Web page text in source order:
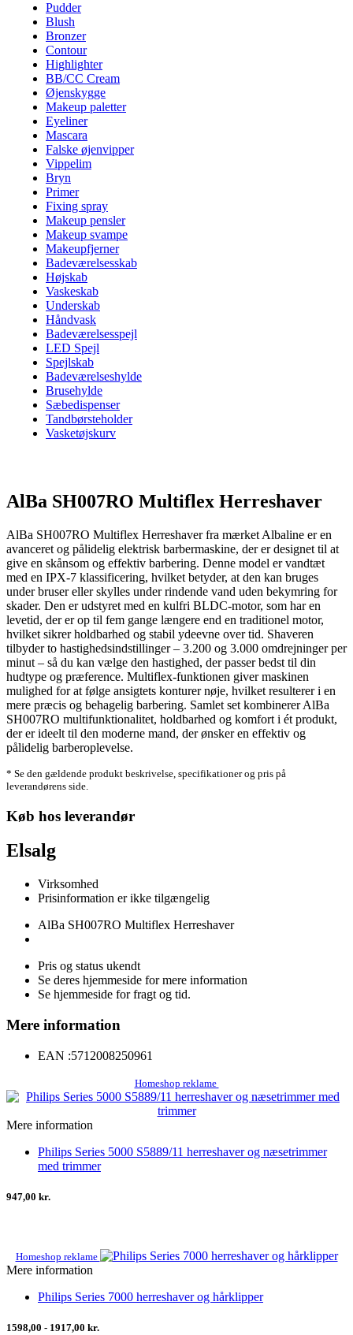
Pudder
Blush
Bronzer
Contour
Highlighter
BB/CC Cream
Øjenskygge
Makeup paletter
Eyeliner
Mascara
Falske øjenvipper
Vippelim
Bryn
Primer
Fixing spray
Makeup pensler
Makeup svampe
Makeupfjerner
Badeværelsesskab
Højskab
Vaskeskab
Underskab
Håndvask
Badeværelsesspejl
LED Spejl
Spejlskab
Badeværelseshylde
Brusehylde
Sæbedispenser
Tandbørsteholder
Vasketøjskurv
AlBa SH007RO Multiflex Herreshaver
AlBa SH007RO Multiflex Herreshaver fra mærket Albaline er en
avanceret og pålidelig elektrisk barbermaskine, der er designet til at
give en skånsom og effektiv barbering. Denne model er vandtæt
med en IPX-7 klassificering, hvilket betyder, at den kan bruges
under bruser eller skylles under rindende vand uden bekymring for
skader. Den er udstyret med en kulfri BLDC-motor, som har en
levetid, der er op til fem gange længere end en traditionel motor,
hvilket sikrer holdbarhed og stabil ydeevne over tid. Shaveren
tilbyder to hastighedsindstillinger – 3.200 og 3.000 omdrejninger per
minut – så du kan vælge den hastighed, der passer bedst til din
hudtype og præference. Multiflex-funktionen giver maskinen
mulighed for at følge ansigtets konturer nøje, hvilket resulterer i en
mere præcis og behagelig barbering. Samlet set kombinerer AlBa
SH007RO multifunktionalitet, holdbarhed og komfort i ét produkt,
der er ideelt til den moderne mand, der ønsker en effektiv og
pålidelig barberoplevelse.
* Se den gældende produkt beskrivelse, specifikationer og pris på
leverandørens side.
Køb hos leverandør
Elsalg
Virksomhed
Prisinformation er ikke tilgængelig
AlBa SH007RO Multiflex Herreshaver
Pris og status ukendt
Se deres hjemmeside for mere information
Se hjemmeside for fragt og tid.
Mere information
EAN :5712008250961
Homeshop reklame
Mere information
Philips Series 5000 S5889/11 herreshaver og næsetrimmer
med trimmer
947,00 kr.
Homeshop reklame
Mere information
Philips Series 7000 herreshaver og hårklipper
1598,00 - 1917,00 kr.